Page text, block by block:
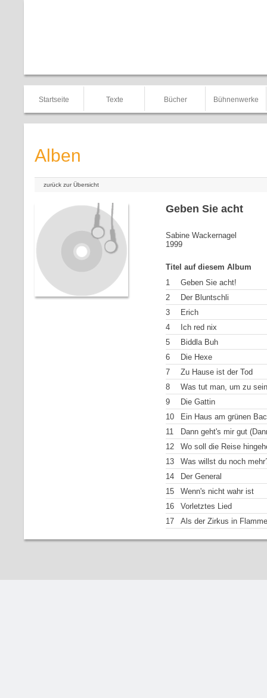
Startseite Texte Bücher Bühnenwerke
Alben
zurück zur Übersicht
Geben Sie acht
Sabine Wackernagel
1999
Titel auf diesem Album
1
Geben Sie acht!
2
Der Bluntschli
3
Erich
4
Ich red nix
5
Biddla Buh
6
Die Hexe
7
Zu Hause ist der Tod
8
Was tut man, um zu sein
9
Die Gattin
10
Ein Haus am grünen
11
Dann geht's mir gut
12
Wo soll die Reise
13
Was willst du noch
14
Der General
15
Wenn's nicht wahr ist
16
Vorletztes Lied
17
Als der Zirkus in